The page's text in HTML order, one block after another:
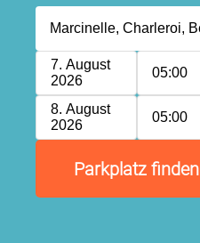
7. August
2026
05:00
8. August
2026
05:00
Parkplatz finden